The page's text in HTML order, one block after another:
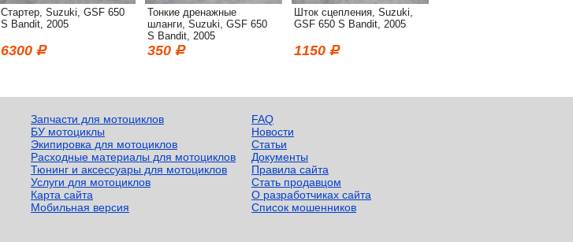
Стартер, Suzuki, GSF 650
S Bandit, 2005
6300
Тонкие дренажные
шланги, Suzuki, GSF 650
S Bandit, 2005
350
Шток сцепления, Suzuki,
GSF 650 S Bandit, 2005
1150
Запчасти для мотоциклов
БУ мотоциклы
Экипировка для мотоциклов
Расходные материалы для мотоциклов
Тюнинг и аксессуары для мотоциклов
Услуги для мотоциклов
Карта сайта
Мобильная версия
FAQ
Новости
Статьи
Документы
Правила сайта
Стать продавцом
О разработчиках сайта
Список мошенников